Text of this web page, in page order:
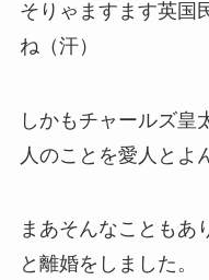
そりゃますます英国
ね（汗）
しかもチャールズ皇
人のことを愛人とよ
まあそんなこともあ
と離婚をしました。